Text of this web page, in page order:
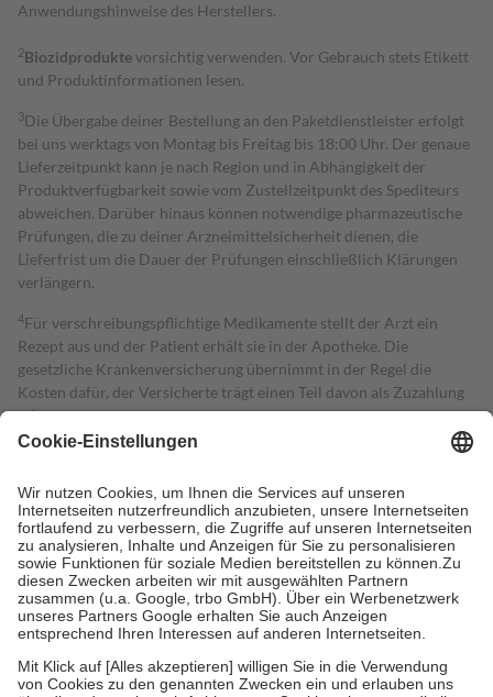
Anwendungshinweise des Herstellers.
2Biozidproduktevorsichtig verwenden. Vor Gebrauch stets Etikett
und Produktinformationen lesen.
3Die Übergabe deiner Bestellung an den Paketdienstleister erfolgt
bei uns werktags von Montag bis Freitag bis 18:00 Uhr. Der genaue
Lieferzeitpunkt kann je nach Region und in Abhängigkeit der
Produktverfügbarkeit sowie vom Zustellzeitpunkt des Spediteurs
abweichen. Darüber hinaus können notwendige pharmazeutische
Prüfungen, die zu deiner Arzneimittelsicherheit dienen, die
Lieferfrist um die Dauer der Prüfungen einschließlich Klärungen
verlängern.
4Für verschreibungspflichtige Medikamente stellt der Arzt ein
Rezept aus und der Patient erhält sie in der Apotheke. Die
gesetzliche Krankenversicherung übernimmt in der Regel die
Kosten dafür, der Versicherte trägt einen Teil davon als Zuzahlung
mit.
Grundsätzlich leisten Mitglieder Zuzahlungen in Höhe von zehn
höchstens zehn Euro.
Es sind jedoch nie mehr als die tatsächlichen
Kosten der Leistung zu entrichten.
Diese Regeln gelten grundsätzlich auch für Online-Apotheken.
Bei Heilmitteln und häuslicher Krankenpflege beträgt die
Zuzahlung zehn Prozent der Kosten sowie zehn Euro je
Verordnung.
Um das Engagement der Versicherten für ihre eigene Gesundheit zu
stärken und die besondere Stellung der Familie zu unterstützen,
fallenkeine Zuzahlungenan bei:
• Kindern und Jugendlichen bis zum vollendeten 18. Lebensjahr